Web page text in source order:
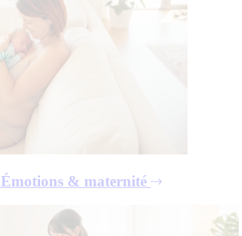
Émotions & maternité